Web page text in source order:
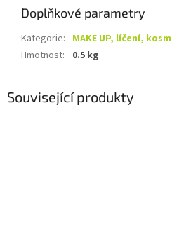
Doplňkové parametry
Kategorie: MAKE UP, líčení,
Hmotnost: 0.5 kg
Související produkty